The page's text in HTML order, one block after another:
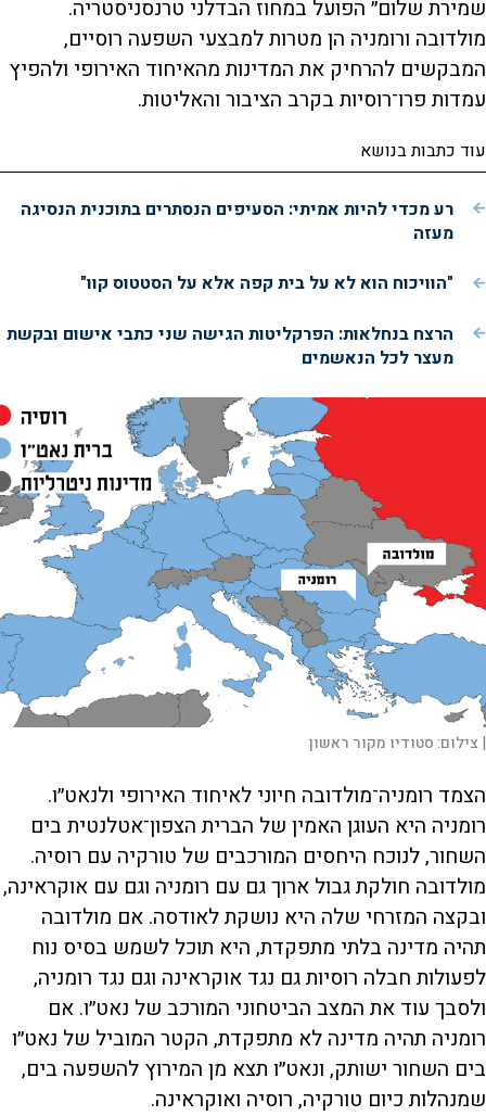
שמירת שלום״ הפועל במחוז הבדלני טרנסניסטריה.
מולדובה ורומניה הן מטרות למבצעי השפעה רוסיים,
המבקשים להרחיק את המדינות מהאיחוד האירופי ולהפיץ
עמדות פרו־רוסיות בקרב הציבור והאליטות.
עוד כתבות בנושא
רע מכדי להיות אמיתי: הסעיפים הנסתרים בתוכנית הנסיגה
מעזה
"הוויכוח הוא לא על בית קפה אלא על הסטטוס קוו"
הרצח בנחלאות: הפרקליטות הגישה שני כתבי אישום ובקשת
מעצר לכל הנאשמים
| צילום:סטודיו מקור ראשון
הצמד רומניה־מולדובה חיוני לאיחוד האירופי ולנאט״ו.
רומניה היא העוגן האמין של הברית הצפון־אטלנטית בים
השחור, לנוכח היחסים המורכבים של טורקיה עם רוסיה.
מולדובה חולקת גבול ארוך גם עם רומניה וגם עם אוקראינה,
ובקצה המזרחי שלה היא נושקת לאודסה. אם מולדובה
תהיה מדינה בלתי מתפקדת, היא תוכל לשמש בסיס נוח
לפעולות חבלה רוסיות גם נגד אוקראינה וגם נגד רומניה,
ולסבך עוד את המצב הביטחוני המורכב של נאט״ו. אם
רומניה תהיה מדינה לא מתפקדת, הקטר המוביל של נאט״ו
בים השחור ישותק, ונאט״ו תצא מן המירוץ להשפעה בים,
שמנהלות כיום טורקיה, רוסיה ואוקראינה.